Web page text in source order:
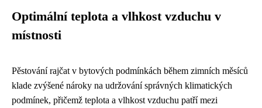
Optimální teplota a vlhkost vzduchu v
místnosti
Pěstování rajčat v bytových podmínkách během zimních měsíců
klade zvýšené nároky na udržování správných klimatických
podmínek, přičemž teplota a vlhkost vzduchu patří mezi